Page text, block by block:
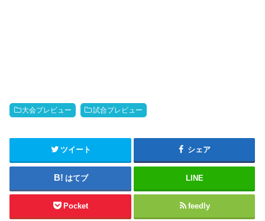
大会プレビュー 試合プレビュー
ツイート シェア
はてブ LINE
Pocket feedly